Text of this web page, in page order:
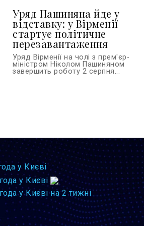
Уряд Пашиняна йде у
відставку: у Вірменії
стартує політичне
перезавантаження
Уряд Вірменії на чолі з прем'єр-
міністром Ніколом Пашиняном
завершить роботу 2 серпня...